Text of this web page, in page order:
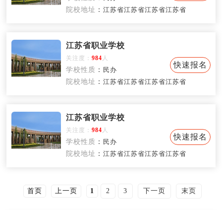
院校地址 ：江苏省江苏省江苏省江苏省
江苏省职业学校
关注度：984 人
快速报名
学校性质 ： 民办
院校地址 ：江苏省江苏省江苏省江苏省
江苏省职业学校
关注度：984 人
快速报名
学校性质 ： 民办
院校地址 ：江苏省江苏省江苏省江苏省
首页 上一页 1 2 3 下一页 末页